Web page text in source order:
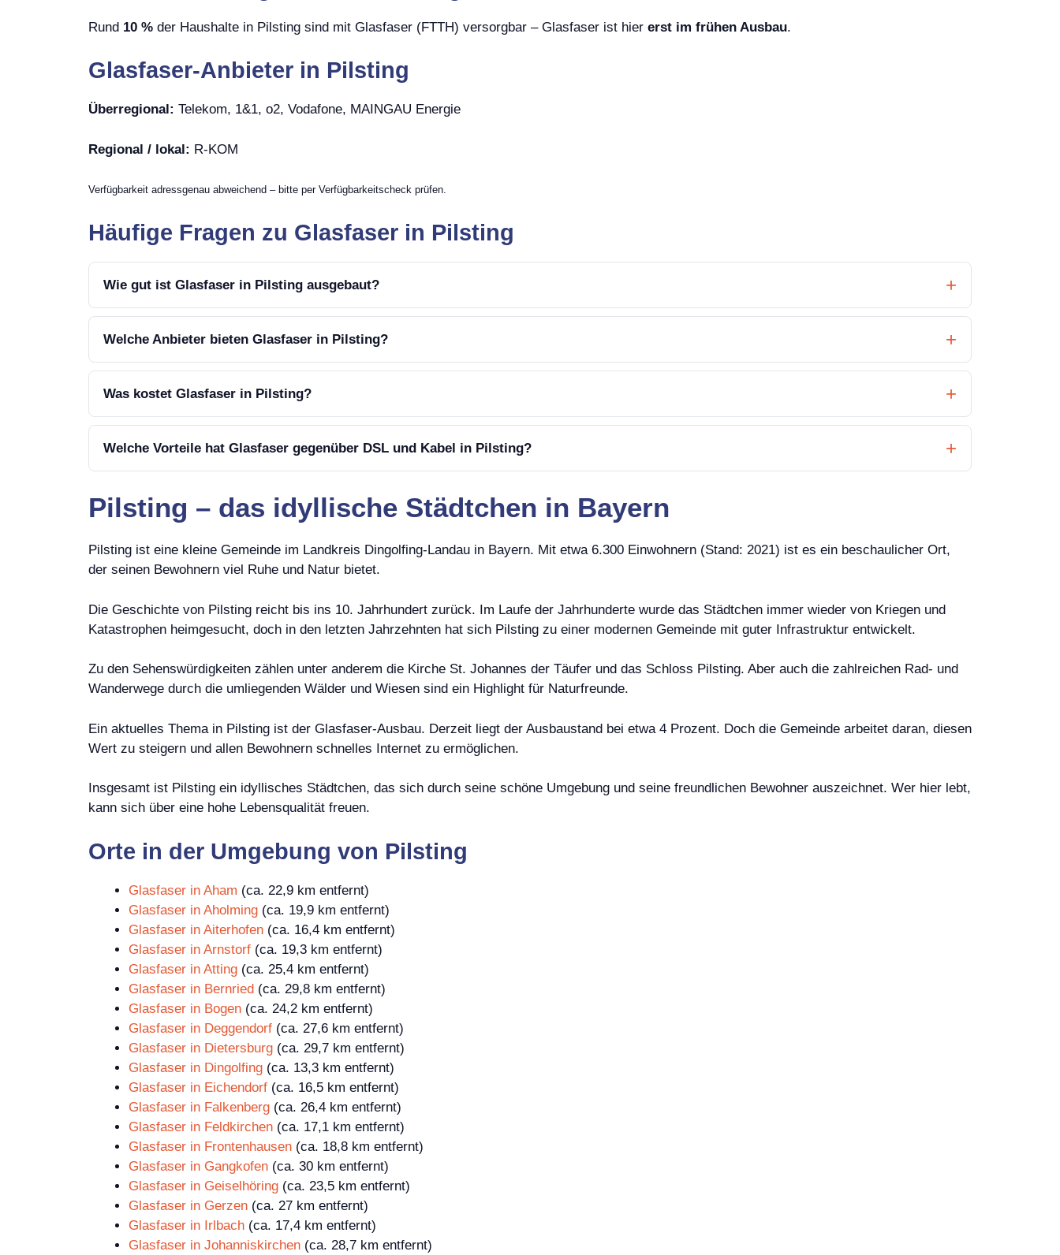
Rund 10 % der Haushalte in Pilsting sind mit Glasfaser (FTTH) versorgbar – Glasfaser ist hier erst im frühen Ausbau.
Glasfaser-Anbieter in Pilsting
Überregional: Telekom, 1&1, o2, Vodafone, MAINGAU Energie
Regional / lokal: R-KOM
Verfügbarkeit adressgenau abweichend – bitte per Verfügbarkeitscheck prüfen.
Häufige Fragen zu Glasfaser in Pilsting
Wie gut ist Glasfaser in Pilsting ausgebaut?
Welche Anbieter bieten Glasfaser in Pilsting?
Was kostet Glasfaser in Pilsting?
Welche Vorteile hat Glasfaser gegenüber DSL und Kabel in Pilsting?
Pilsting – das idyllische Städtchen in Bayern
Pilsting ist eine kleine Gemeinde im Landkreis Dingolfing-Landau in Bayern. Mit etwa 6.300 Einwohnern (Stand: 2021) ist es ein beschaulicher Ort,
der seinen Bewohnern viel Ruhe und Natur bietet.
Die Geschichte von Pilsting reicht bis ins 10. Jahrhundert zurück. Im Laufe der Jahrhunderte wurde das Städtchen immer wieder von Kriegen und
Katastrophen heimgesucht, doch in den letzten Jahrzehnten hat sich Pilsting zu einer modernen Gemeinde mit guter Infrastruktur entwickelt.
Zu den Sehenswürdigkeiten zählen unter anderem die Kirche St. Johannes der Täufer und das Schloss Pilsting. Aber auch die zahlreichen Rad- und
Wanderwege durch die umliegenden Wälder und Wiesen sind ein Highlight für Naturfreunde.
Ein aktuelles Thema in Pilsting ist der Glasfaser-Ausbau. Derzeit liegt der Ausbaustand bei etwa 4 Prozent. Doch die Gemeinde arbeitet daran, diesen
Wert zu steigern und allen Bewohnern schnelles Internet zu ermöglichen.
Insgesamt ist Pilsting ein idyllisches Städtchen, das sich durch seine schöne Umgebung und seine freundlichen Bewohner auszeichnet. Wer hier lebt,
kann sich über eine hohe Lebensqualität freuen.
Orte in der Umgebung von Pilsting
Glasfaser in Aham (ca. 22,9 km entfernt)
Glasfaser in Aholming (ca. 19,9 km entfernt)
Glasfaser in Aiterhofen (ca. 16,4 km entfernt)
Glasfaser in Arnstorf (ca. 19,3 km entfernt)
Glasfaser in Atting (ca. 25,4 km entfernt)
Glasfaser in Bernried (ca. 29,8 km entfernt)
Glasfaser in Bogen (ca. 24,2 km entfernt)
Glasfaser in Deggendorf (ca. 27,6 km entfernt)
Glasfaser in Dietersburg (ca. 29,7 km entfernt)
Glasfaser in Dingolfing (ca. 13,3 km entfernt)
Glasfaser in Eichendorf (ca. 16,5 km entfernt)
Glasfaser in Falkenberg (ca. 26,4 km entfernt)
Glasfaser in Feldkirchen (ca. 17,1 km entfernt)
Glasfaser in Frontenhausen (ca. 18,8 km entfernt)
Glasfaser in Gangkofen (ca. 30 km entfernt)
Glasfaser in Geiselhöring (ca. 23,5 km entfernt)
Glasfaser in Gerzen (ca. 27 km entfernt)
Glasfaser in Irlbach (ca. 17,4 km entfernt)
Glasfaser in Johanniskirchen (ca. 28,7 km entfernt)